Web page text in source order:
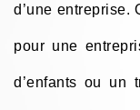
d’une entreprise.
pour une
d’enfants ou un